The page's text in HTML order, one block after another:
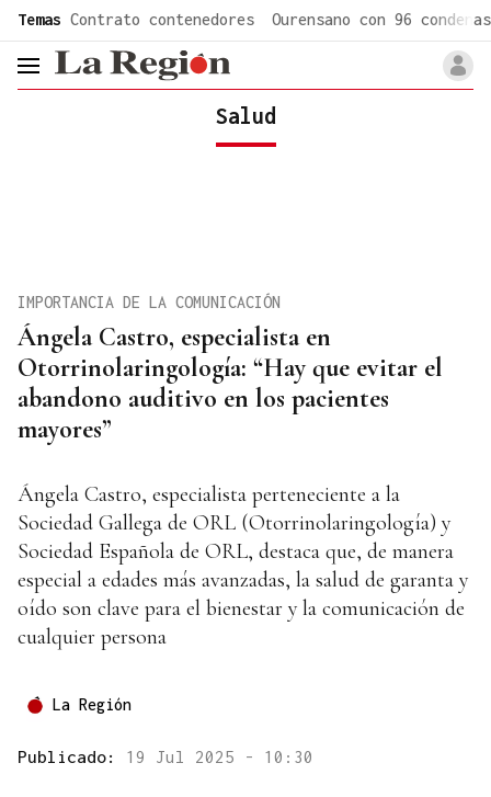
Temas Contrato contenedores Ourensano con 96 condenas
header.menu.open
Salud
Ángela Castro, especialista en
Otorrinolaringología: “Hay que evitar el
abandono auditivo en los pacientes
mayores”
IMPORTANCIA DE LA COMUNICACIÓN
Ángela Castro, especialista perteneciente a la
Sociedad Gallega de ORL (Otorrinolaringología) y
Sociedad Española de ORL, destaca que, de manera
especial a edades más avanzadas, la salud de garanta y
oído son clave para el bienestar y la comunicación de
cualquier persona
La Región
Publicado: 19 Jul 2025 - 10:30